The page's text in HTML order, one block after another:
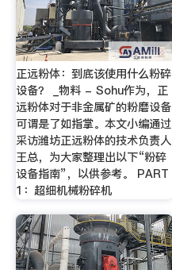
正远粉体：到底该使用什么粉碎
设备？ _物料 - Sohu作为，正
远粉体对于非金属矿的粉磨设备
可谓是了如指掌。本文小编通过
采访潍坊正远粉体的技术负责人
王总，为大家整理出以下“粉碎
设备指南”，以供参考。 PART
1：超细机械粉碎机